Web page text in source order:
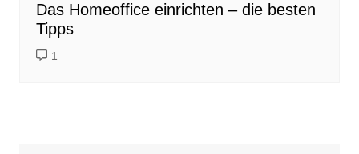
Das Homeoffice einrichten – die besten
Tipps
1